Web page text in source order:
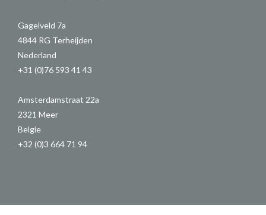
Gagelveld 7a
4844 RG Terheijden
Nederland
+31 (0)76 593 41 43
Amsterdamstraat 22a
2321 Meer
Belgie
+32 (0)3 664 71 94